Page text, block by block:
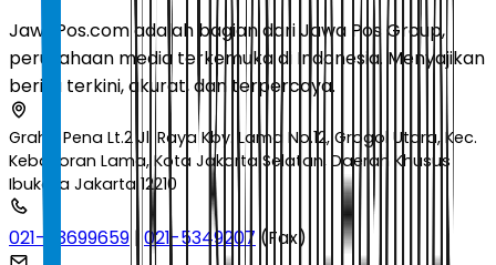
JawaPos.com adalah bagian dari Jawa Pos Group,
perusahaan media terkemuka di Indonesia. Menyajikan
berita terkini, akurat, dan terpercaya.
Graha Pena Lt.2 Jl. Raya Kby. Lama No.12, Grogol Utara, Kec.
Kebayoran Lama, Kota Jakarta Selatan, Daerah Khusus
Ibukota Jakarta 12210
021-53699659 | 021-5349207 (Fax)